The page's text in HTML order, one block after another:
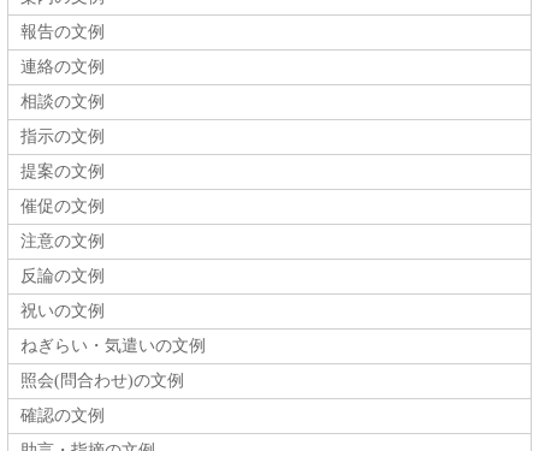
報告の文例
連絡の文例
相談の文例
指示の文例
提案の文例
催促の文例
注意の文例
反論の文例
祝いの文例
ねぎらい・気遣いの文例
照会(問合わせ)の文例
確認の文例